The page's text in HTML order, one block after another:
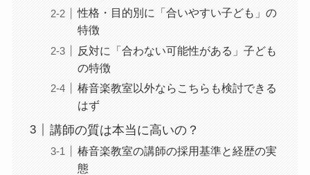
性格・目的別に「合いやすい子ども」の
特徴
反対に「合わない可能性がある」子ども
の特徴
椿音楽教室以外ならこちらも検討できる
はず
講師の質は本当に高いの？
椿音楽教室の講師の採用基準と経歴の実
態